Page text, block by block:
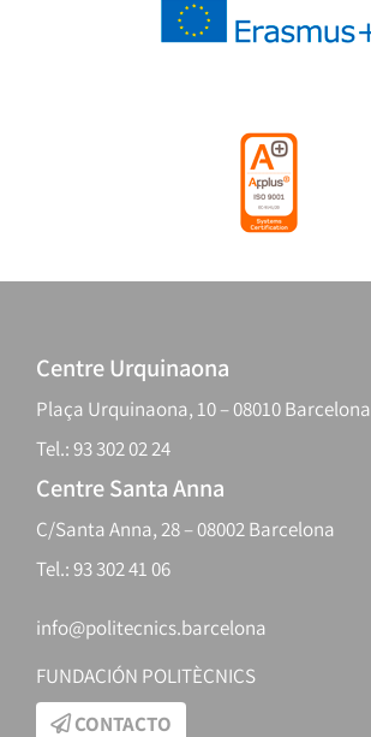
Centre Urquinaona
Plaça Urquinaona, 10 – 08010 Barcelona
Tel.: 93 302 02 24
Centre Santa Anna
C/Santa Anna, 28 – 08002 Barcelona
Tel.: 93 302 41 06
info@politecnics.barcelona
FUNDACIÓN POLITÈCNICS
CONTACTO